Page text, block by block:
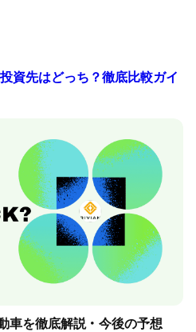
資先はどっち？徹底比較ガイ
車を徹底解説・今後の予想